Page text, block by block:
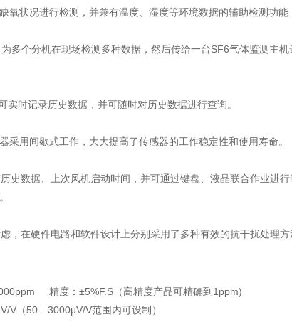
氧状况进行检测，并兼有温度、湿度等环境数据的辅助检测功能
多个分机在现场检测多种数据，然后传给一台SF6气体监测主
时记录历史数据，并可随时对历史数据进行查询。
采用间歇式工作，大大提高了传感器的工作稳定性和使用寿命。
史数据、上次风机启动时间，并可通过键盘、液晶联合作业进
，在硬件电路和软件设计上分别采用了多种有效的抗干扰处理
精度：±5%F.S（高精度产品可精确到1ppm)
V（50—3000μV/V范围内可设制）